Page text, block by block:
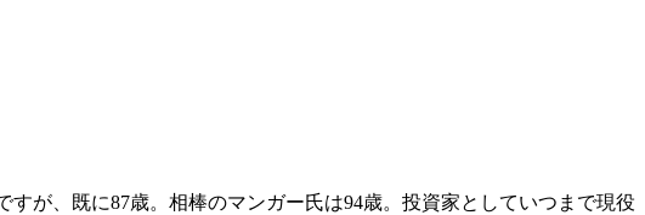
が、既に87歳。相棒のマンガー氏は94歳。投資家としていつまで現役